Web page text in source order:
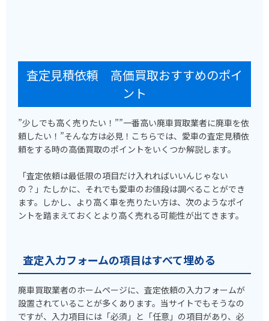
査定見積依頼 高価買取おすすめのポイ
ント
”少しでも高く売りたい！””一番高い廃車買取業者に廃車を依
頼したい！”そんな方は必見！こちらでは、愛車の査定見積依
頼をする時の高価買取のポイントをいくつか解説します。
「査定依頼は最低限の項目だけ入れればいいんじゃない
の？」たしかに、それでも愛車のお値段は調べることができ
ます。しかし、より高く車を売りたい方は、次のようなポイ
ントを踏まえておくとより高く売れる可能性が出てきます。
査定入力フォームの項目はすべて埋める
廃車買取業者のホームページに、査定依頼の入力フォームが
設置されていることが多くあります。当サイトでもそうなの
ですが、入力項目には「必須」と「任意」の項目があり、必